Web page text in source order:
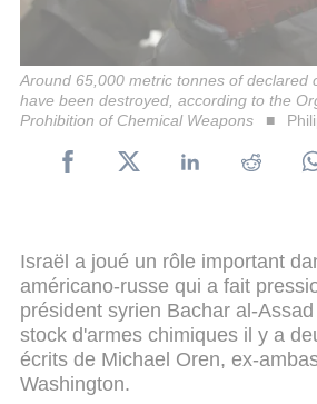
Around 65,000 metric tonnes of declared
have been destroyed, according to the
Prohibition of Chemical Weapons
Israël a joué un rôle important
américano-russe qui a fait
président syrien Bachar al-
stock d'armes chimiques il y a
écrits de Michael Oren, ex-
Washington.